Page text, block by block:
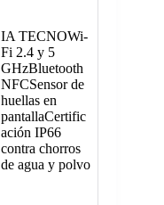
IA TECNOWi-
Fi 2.4 y 5
GHzBluetooth
NFCSensor de
huellas en
pantallaCertific
ación IP66
contra chorros
de agua y polvo